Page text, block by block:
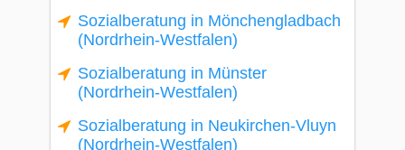
Sozialberatung in Mönchengladbach
(Nordrhein-Westfalen)
Sozialberatung in Münster
(Nordrhein-Westfalen)
Sozialberatung in Neukirchen-Vluyn
(Nordrhein-Westfalen)